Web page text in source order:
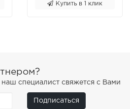
Купить в 1 клик
специалист свяжется с Вами
Подписаться